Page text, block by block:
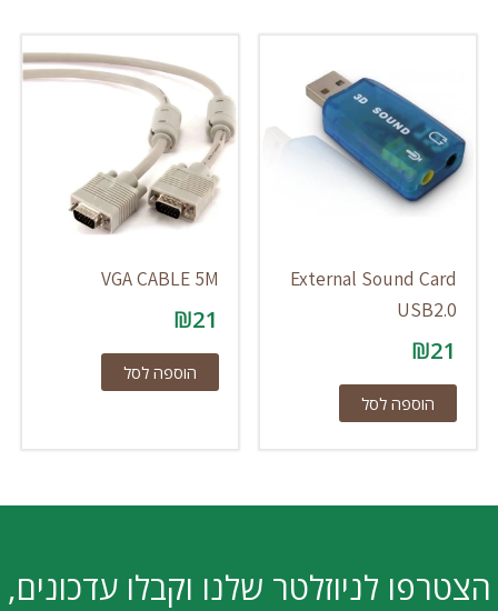
External Sound Card
USB2.0
₪21
הוספה לסל
VGA CABLE 5M
₪21
הוספה לסל
הצטרפו לניוזלטר שלנו וקבלו עדכונים,